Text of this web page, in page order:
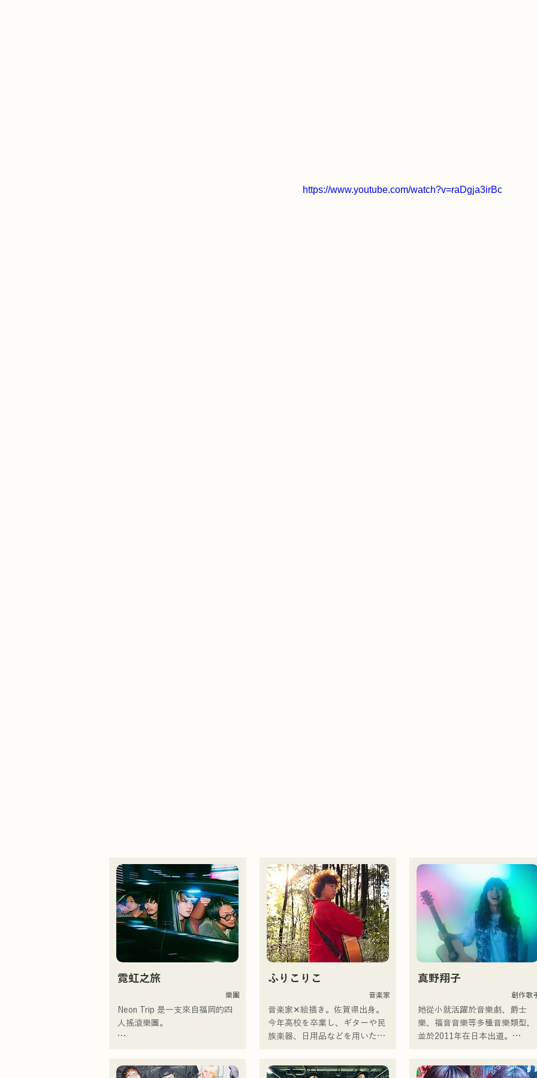
https://www.youtube.com/watch?v=raDgja3irBc
霓虹之旅
樂團
Neon Trip 是一支來自福岡的四
人搖滾樂團。
Trip」。
ふりこりこ
音楽家
音楽家✕絵描き。佐賀県出身。
今年高校を卒業し、ギターや民
族楽器、日用品などを用いた、
制作に励む。枠に収まりきれな
真野翔子
創作歌
她從小就活躍於音樂劇、爵士
樂、福音音樂等多種音樂類型，
並於2011年在日本出道。
企業廣告歌曲和電影的製作。